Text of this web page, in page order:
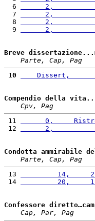
  6
2,
  7
2,
  8
2,
  9
2,
Breve
Parte, Cap, Pag
10
Dissert,
Compendio della
Cpv, Pag
11
0,
12
2,
Condotta ammirabile
Parte, Cap, Pag
13
14,
14
20,
Confessore
Cap, Par, Pag